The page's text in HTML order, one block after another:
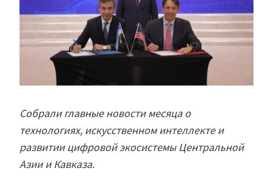
Собрали главные новости месяца о
технологиях, искусственном интеллекте и
развитии цифровой экосистемы Центральной
Азии и Кавказа.